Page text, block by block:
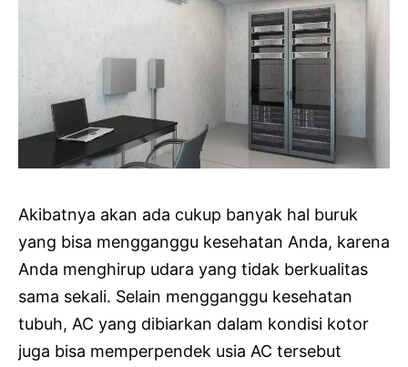
Akibatnya akan ada cukup banyak hal buruk
yang bisa mengganggu kesehatan Anda, karena
Anda menghirup udara yang tidak berkualitas
sama sekali. Selain mengganggu kesehatan
tubuh, AC yang dibiarkan dalam kondisi kotor
juga bisa memperpendek usia AC tersebut